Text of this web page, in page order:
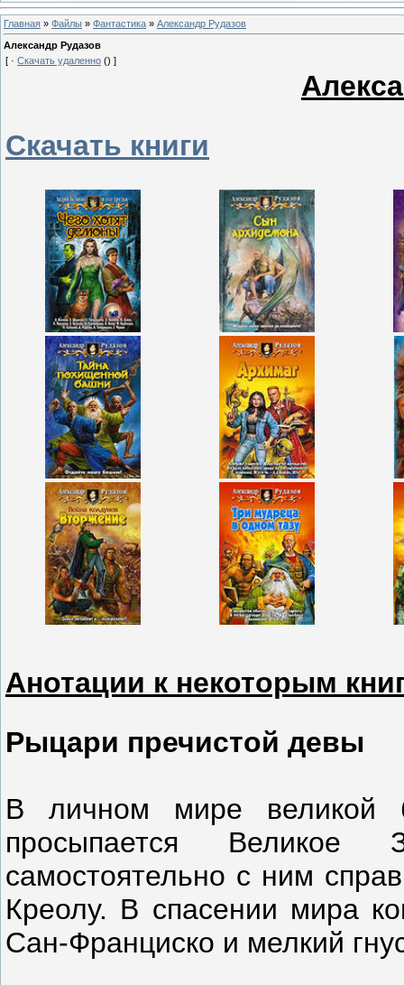
Главная » Файлы » Фантастика » Александр Рудазов
Александр Рудазов
[ · Скачать удаленно () ]
Скачать книги
Анотации к некоторым
Рыцари пречистой девы
В личном мире великой
просыпается
самостоятельно с ним
Креолу. В спасении мира
Сан-Франциско и мелкий